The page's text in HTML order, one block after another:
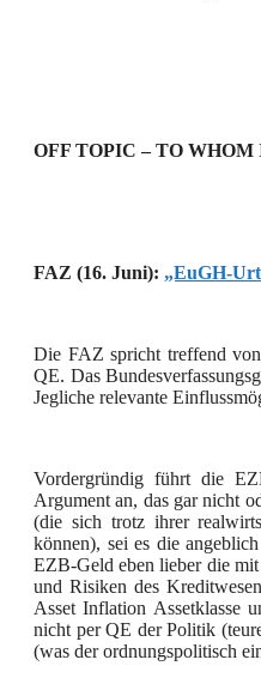
OFF TOPIC – TO
FAZ (16. Juni): „EuGH-
Die FAZ spricht treffend
QE. Das
Jegliche relevante
Vordergründig führt die
Argument an, das gar nicht
(die sich trotz ihrer
können), sei es die
EZB-Geld eben lieber die mit
und Risiken des
Asset Inflation Assetklasse
nicht per QE der Politik
(was der ordnungspolitisch